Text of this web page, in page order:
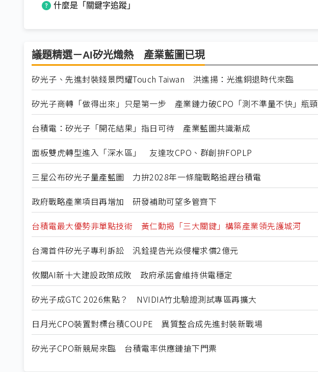
什麼是「關鍵字追蹤」
議題精選－AI矽光熾熱 產業藍圖已現
矽光子、先進封裝錢景閃耀Touch Taiwan 洪進揚：光進銅退時代來臨
矽光子商轉「做得出來」只是第一步 產業鏈力破CPO「測不準量不快」瓶頸
台積電：矽光子「開花結果」指日可待 產業藍圖共識漸成
面板雙虎轉型進入「深水區」 友達攻CPO、群創拚FOPLP
三星公布矽光子量產藍圖 力拚2028年一條龍戰略追趕台積電
政府戰略產業項目再增加 研發補助可望多管齊下
台積電最大優勢非單點技術 黃仁勳揭「三大關鍵」構築產業領先護城河
台灣首件矽光子專利訴訟 汎銓提告光焱侵權求償2億元
攸關AI新十大建設政策成敗 政府承諾會維持供電穩定
矽光子成GTC 2026焦點？ NVIDIA竹北驗證測試專區再擴大
日月光CPO裝置對標台積COUPE 異質整合成先進封裝新戰場
矽光子CPO新競局來臨 台積電率供應鏈搶下門票